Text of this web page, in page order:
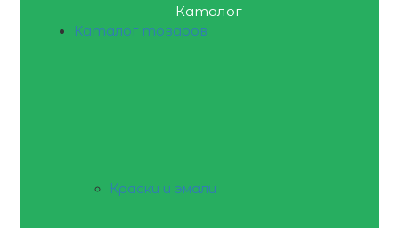
Каталог
Каталог товаров
Краски и эмали